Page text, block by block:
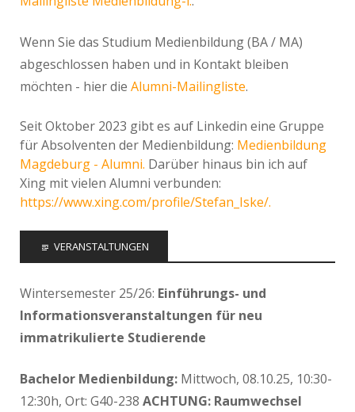
Wenn Sie das Studium Medienbildung (BA / MA)
abgeschlossen haben und in Kontakt bleiben
möchten - hier die Alumni-Mailingliste.
Seit Oktober 2023 gibt es auf Linkedin eine Gruppe
für Absolventen der Medienbildung: Medienbildung
Magdeburg - Alumni. Darüber hinaus bin ich auf
Xing mit vielen Alumni verbunden:
https://www.xing.com/profile/Stefan_Iske/.
VERANSTALTUNGEN
Wintersemester 25/26: Einführungs- und
Informationsveranstaltungen für neu
immatrikulierte Studierende
Bachelor Medienbildung: Mittwoch, 08.10.25, 10:30-
12:30h, Ort: G40-238 ACHTUNG: Raumwechsel